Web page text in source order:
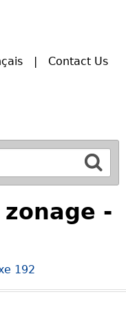
Contact Us
-
192